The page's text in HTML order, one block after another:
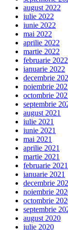
august 2022
iulie 2022
iunie 2022
mai 2022
aprilie 2022
martie 2022
februarie 2022
ianuarie 2022
decembrie
noiembrie
octombrie
septembrie
august 2021
iulie 2021
iunie 2021
mai 2021
aprilie 2021
martie 2021
februarie 2021
ianuarie 2021
decembrie
noiembrie
octombrie
septembrie
august 2020
iulie 2020